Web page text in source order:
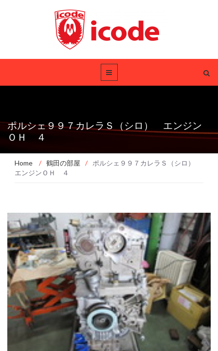
ポルシェ９９７カレラＳ（シロ） エンジン
ＯＨ ４
Home / 鶴田の部屋 /
ポルシェ９９７カレラＳ（シロ）
エンジンＯＨ ４